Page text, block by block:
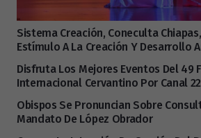
Sistema Creación, Coneculta
Estímulo A La Creación Y Desarrollo
Disfruta Los Mejores Eventos Del 49
Internacional Cervantino Por Canal 22
Obispos Se Pronuncian Sobre
Mandato De López Obrador